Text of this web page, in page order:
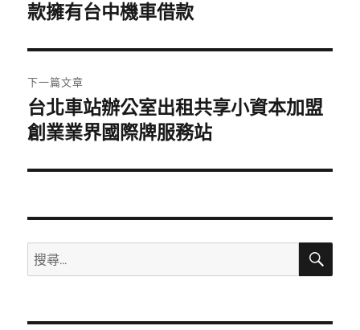
導
覽
一
文
章:
款擁有台中機車借款
下一篇文章
下
一
文
台北車站辦公室出租共享小資本加盟
創業業界國際牌服務站
搜
尋
鍵
搜